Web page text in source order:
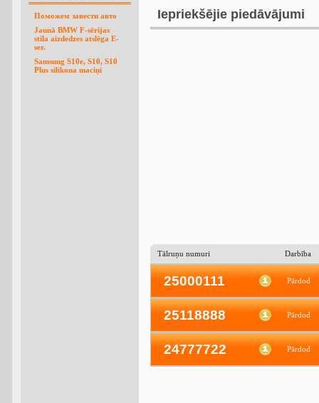
Поможем завести авто
Jaunā BMW F-sērijas
stila aizdedzes atslēga E-
ser.
Samsung S10e, S10, S10
Plus silikona maciņi
Iepriekšējie piedāvājumi
Tālruņu numuri Darbība
25000111 Pārdod
25118888 Pārdod
24777722 Pārdod